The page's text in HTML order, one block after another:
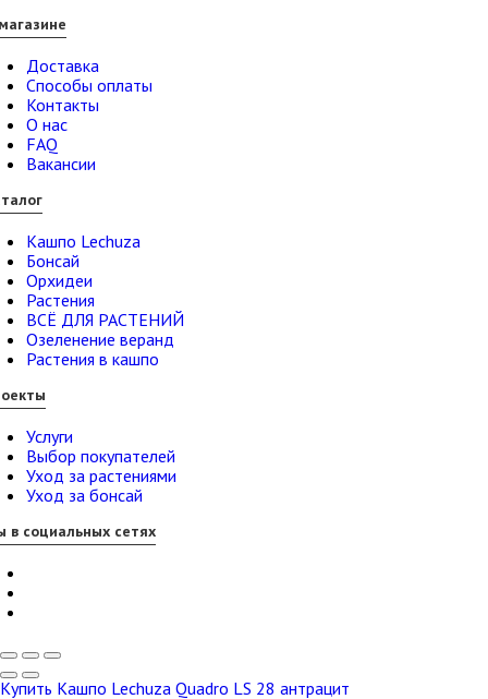
Доставка
Способы оплаты
Контакты
О нас
FAQ
Вакансии
Кашпо Lechuza
Бонсай
Орхидеи
Растения
ВСЁ ДЛЯ РАСТЕНИЙ
Озеленение веранд
Растения в кашпо
Услуги
Выбор покупателей
Уход за растениями
Уход за бонсай
в социальных сетях
Купить Кашпо Lechuza Quadro LS 28 антрацит